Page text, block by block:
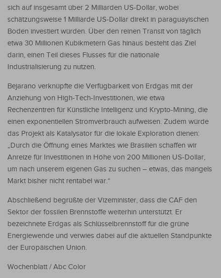
sich auf insgesamt über 2 Milliarden US-Dollar, wobei
schätzungsweise 1 Milliarde US-Dollar direkt in paraguayischen
Boden investiert würden. Über den reinen Transit von täglich
etwa 30 Millionen Kubikmetern Gas hinaus besteht das Ziel
darin, einen Teil dieses Flusses für die nationale
Industrialisierung zu nutzen.
Bejarano verknüpfte die Verfügbarkeit von Erdgas mit der
Anziehung von High-Tech-Investitionen, wie etwa
Rechenzentren für Künstliche Intelligenz und Krypto-Mining, die
einen exponentiellen Stromverbrauch aufweisen. Zudem würde
das Projekt als Katalysator für die lokale Exploration dienen:
„Durch die Öffnung eines Marktes wie Brasilien schaffen wir
Anreize für Investitionen in Höhe von 200 Millionen US-Dollar,
um nach unserem eigenen Gas zu suchen – etwas, das mangels
Markt bisher nicht rentabel war.“
Abschließend begrüßte der Vizeminister, dass die CAF den
Sektor der fossilen Brennstoffe weiterhin unterstützt. Er
bezeichnete Erdgas als Schlüsselbrennstoff für die grüne
Energiewende und verwies dabei auf die aktuellen Standpunkte
der Europäischen Union.
Wochenblatt / Abc Color